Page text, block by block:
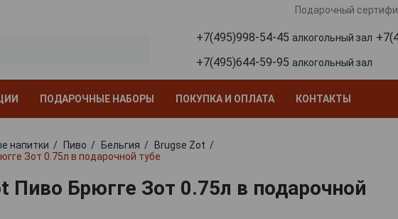
Подарочный
+7(495)998-54-45 алкогольный зал
+7(495)644-59-95 алкогольный зал
ПОДАРОЧНЫЕ НАБОРЫ ПОКУПКА И ОПЛАТА КОНТАКТЫ
напитки Пиво Бельгия
Brugse Zot
Зот 0.75л в подарочной тубе
Пиво Брюгге Зот 0.75л в подарочной